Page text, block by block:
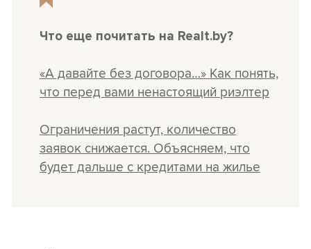
Что еще почитать на Realt.by?
«А давайте без договора…» Как понять,
что перед вами ненастоящий риэлтер
Ограничения растут, количество
заявок снижается. Объясняем, что
будет дальше с кредитами на жилье